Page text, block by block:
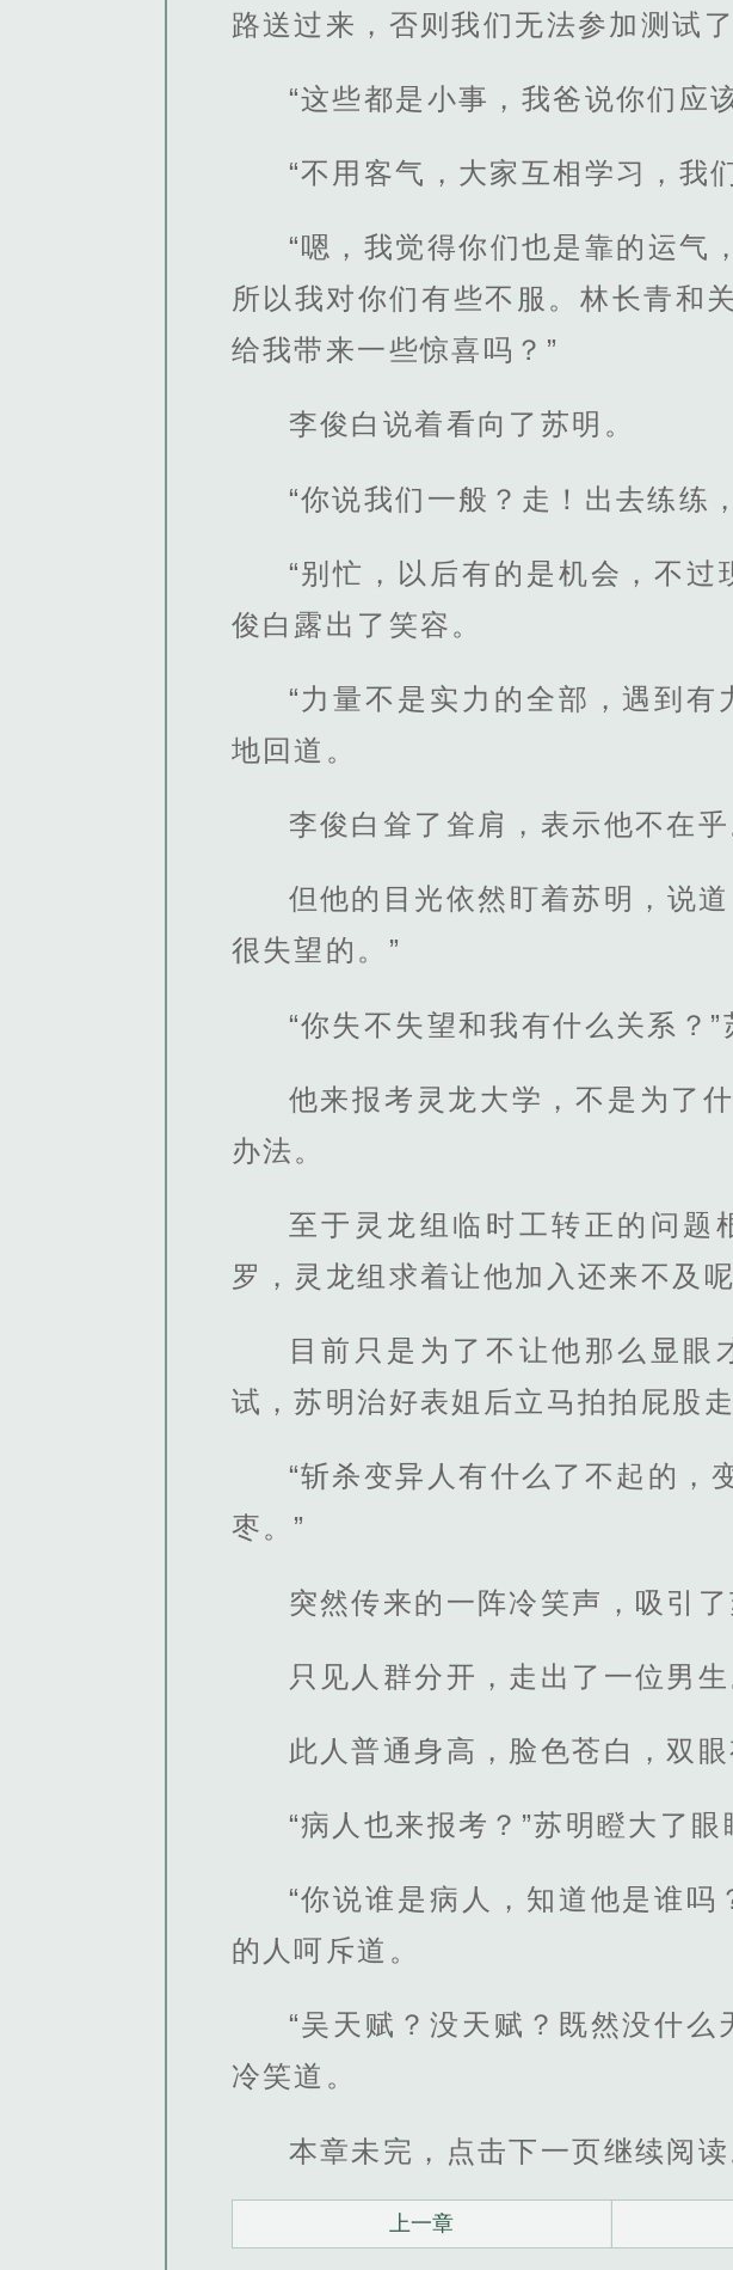
路送过来，否则我们无法参加测试
“这些都是小事，我爸说你们应
“不用客气，大家互相学习，我
“嗯，我觉得你们也是靠的运气
所以我对你们有些不服。林长青和
给我带来一些惊喜吗？”
李俊白说着看向了苏明。
“你说我们一般？走！出去练练
“别忙，以后有的是机会，不
俊白露出了笑容。
“力量不是实力的全部，遇到
地回道。
李俊白耸了耸肩，表示他不在乎
但他的目光依然盯着苏明，说
很失望的。”
“你失不失望和我有什么关系？
他来报考灵龙大学，不是为了
办法。
至于灵龙组临时工转正的问题
罗，灵龙组求着让他加入还来不及
目前只是为了不让他那么显
试，苏明治好表姐后立马拍拍屁股走
“斩杀变异人有什么了不起的，
枣。”
突然传来的一阵冷笑声，吸引了
只见人群分开，走出了一位男生
此人普通身高，脸色苍白，双
“病人也来报考？”苏明瞪大了眼
“你说谁是病人，知道他是谁
的人呵斥道。
“吴天赋？没天赋？既然没什
冷笑道。
本章未完，点击下一页继续阅读
上一章